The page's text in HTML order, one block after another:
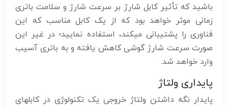
باشید که تأثیر کابل شارژ بر سرعت شارژ و سلامت باتری
زمانی موثر خواهد بود که از یک کابل مناسب که این
فناوری را پشتیبانی میکند، استفاده نمایید؛ در غیر این
صورت سرعت شارژ گوشی کاهش یافته و به باتری آسیب
وارد خواهد شد.
پایداری ولتاژ
پایدار نگه داشتن ولتاژ خروجی یک تکنولوژی در کابلهای